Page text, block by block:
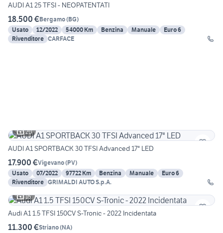
AUDI A1 25 TFSI - NEOPATENTATI
18.500 €Bergamo(BG)
Usato
12/2022 54000 Km Benzina Manuale
Euro 6
Rivenditore CARFACE
20
AUDI A1 SPORTBACK 30 TFSI Advanced 17" LED
17.900 €Vigevano(PV)
Usato
07/2022 97722 Km Benzina Manuale
Euro 6
Rivenditore GRIMALDI AUTO S.p.A.
15
Audi A1 1.5 TFSI 150CV S-Tronic - 2022 Incidentata
11.300 €Striano(NA)